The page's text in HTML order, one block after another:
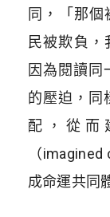
同，「那
民被欺負
因為閱讀同
的壓迫，同
配，從而
（
成命運共同